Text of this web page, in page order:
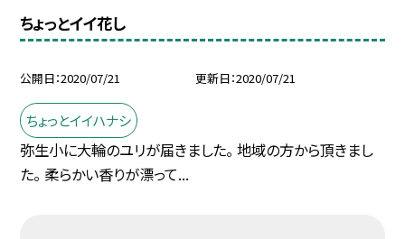
ちょっとイイ花し
公開日 2020/07/21 更新日 2020/07/21
ちょっとイイハナシ
弥生小に大輪のユリが届きました。 地域の方から頂きまし
た。 柔らかい香りが漂って...